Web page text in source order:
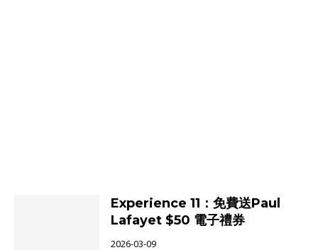
Experience 11：免費送Paul
Lafayet $50 電子禮券
2026-03-09